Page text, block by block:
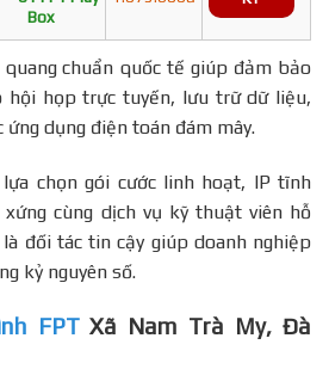
Box
chuẩn quốc tế giúp đảm bảo
hội họp trực tuyến, lưu trữ dữ liệu,
ứng dụng điện toán đám mây.
chọn gói cước linh hoạt, IP tĩnh
cùng dịch vụ kỹ thuật viên hỗ
đối tác tin cậy giúp doanh nghiệp
kỷ nguyên số.
FPTXã Nam Trà My, Đà